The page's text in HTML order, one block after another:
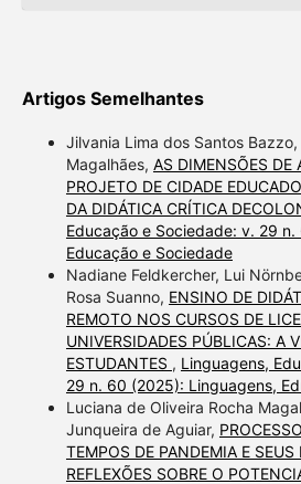
Artigos Semelhantes
Jilvania Lima dos Santos
Magalhães, AS DIMENSÕES DE
PROJETO DE CIDADE
DA DIDÁTICA CRÍTICA
Educação e Sociedade: v. 29
Educação e Sociedade
Nadiane Feldkercher, Lui
Rosa Suanno, ENSINO DE
REMOTO NOS CURSOS DE
UNIVERSIDADES PÚBLICAS: A
ESTUDANTES , Linguagens,
29 n. 60 (2025): Linguagens,
Luciana de Oliveira Rocha
Junqueira de Aguiar,
TEMPOS DE PANDEMIA E
REFLEXÕES SOBRE O